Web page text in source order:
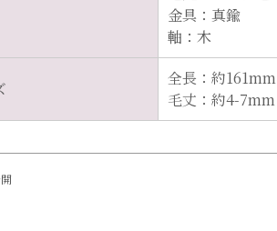
金具：真鍮
軸：木
全長：約161mm
毛丈：約4-7mm